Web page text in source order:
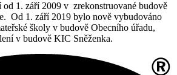
od 1. září 2009 v zrekonstruované budově
Od 1. září 2019 bylo nově vybudováno
školy v budově Obecního úřadu,
v budově KIC Sněženka.